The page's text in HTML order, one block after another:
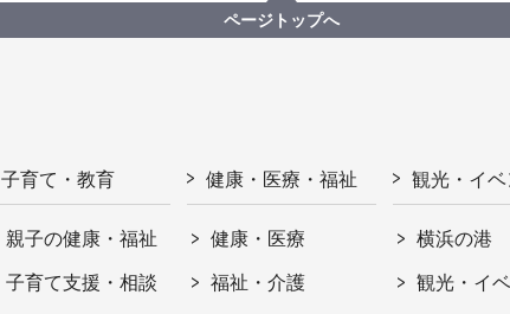
ページトップへ
子育て・教育
親子の健康・福祉
子育て支援・相談
健康・医療・福祉
健康・医療
福祉・介護
観光・イベ
横浜の港
観光・イ